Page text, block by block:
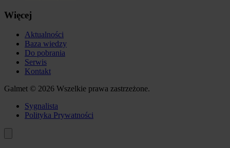
Więcej
Aktualności
Baza wiedzy
Do pobrania
Serwis
Kontakt
Galmet © 2026 Wszelkie prawa zastrzeżone.
Sygnalista
Polityka Prywatności